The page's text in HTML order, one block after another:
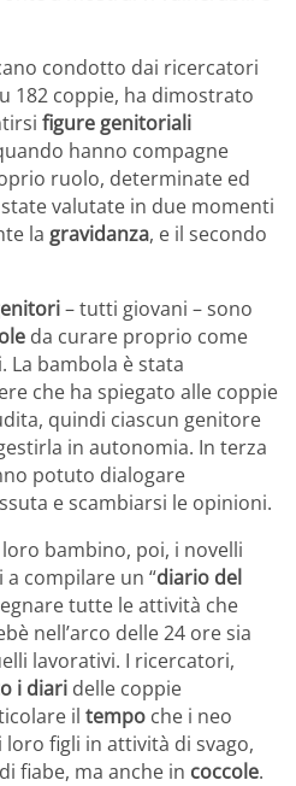
condotto dai ricercatori
182 coppie, ha dimostrato
figure genitoriali
hanno compagne
ruolo, determinate ed
valutate in due momenti
la gravidanza, e il secondo
– tutti giovani – sono
da curare proprio come
La bambola è stata
che ha spiegato alle coppie
quindi ciascun genitore
in autonomia. In terza
potuto dialogare
e scambiarsi le opinioni.
bambino, poi, i novelli
compilare un “diario del
tutte le attività che
nell’arco delle 24 ore sia
lavorativi. I ricercatori,
i diari delle coppie
il tempo che i neo
figli in attività di svago,
fiabe, ma anche in coccole.